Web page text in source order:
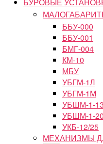
ББУ-000
ББУ-001
БМГ-004
КМ-10
МБУ
УБГМ-1Л
УБГМ-1М
УБШМ-1-13
УБШМ-1-20
УКБ-12/25
МЕХАНИЗМЫ